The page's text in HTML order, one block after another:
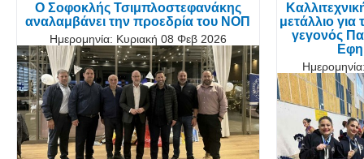
O Σοφοκλής Τσιμπλοστεφανάκης
αναλαμβάνει την προεδρία του ΝΟΠ
Ημερομηνία: Κυριακή 08 Φεβ 2026
μετάλλιο για
γεγονός